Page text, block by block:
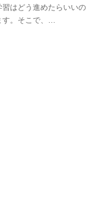
はどう進めたらいい
す。そこで、…